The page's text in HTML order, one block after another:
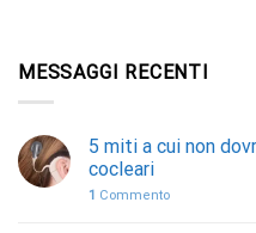
MESSAGGI RECENTI
5 miti a cui non
cocleari
1 Commento